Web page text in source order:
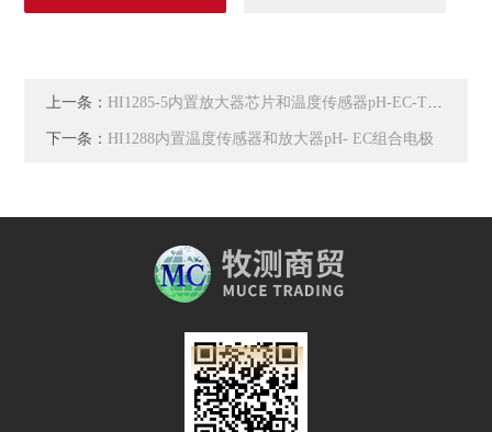
上一条： HI1285-5内置放大器芯片和温度传感器pH-EC-TDS电极
下一条： HI1288内置温度传感器和放大器pH- EC组合电极